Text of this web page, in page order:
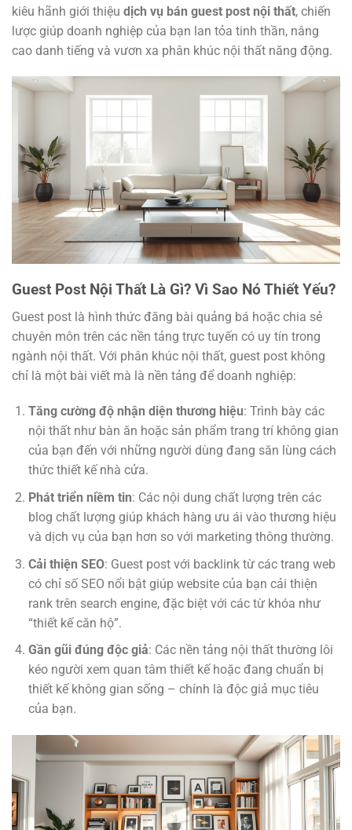
kiêu hãnh giới thiệu dịch vụ bán guest post nội thất, chiến
lược giúp doanh nghiệp của bạn lan tỏa tinh thần, nâng
cao danh tiếng và vươn xa phân khúc nội thất năng động.
Guest Post Nội Thất Là Gì? Vì Sao Nó Thiết Yếu?
Guest post là hình thức đăng bài quảng bá hoặc chia sẻ
chuyên môn trên các nền tảng trực tuyến có uy tín trong
ngành nội thất. Với phân khúc nội thất, guest post không
chỉ là một bài viết mà là nền tảng để doanh nghiệp:
Tăng cường độ nhận diện thương hiệu: Trình bày các
nội thất như bàn ăn hoặc sản phẩm trang trí không gian
của bạn đến với những người dùng đang săn lùng cách
thức thiết kế nhà cửa.
Phát triển niềm tin: Các nội dung chất lượng trên các
blog chất lượng giúp khách hàng ưu ái vào thương hiệu
và dịch vụ của bạn hơn so với marketing thông thường.
Cải thiện SEO: Guest post với backlink từ các trang web
có chỉ số SEO nổi bật giúp website của bạn cải thiện
rank trên search engine, đặc biệt với các từ khóa như
“thiết kế căn hộ”.
Gần gũi đúng độc giả: Các nền tảng nội thất thường lôi
kéo người xem quan tâm thiết kế hoặc đang chuẩn bị
thiết kế không gian sống – chính là độc giả mục tiêu
của bạn.